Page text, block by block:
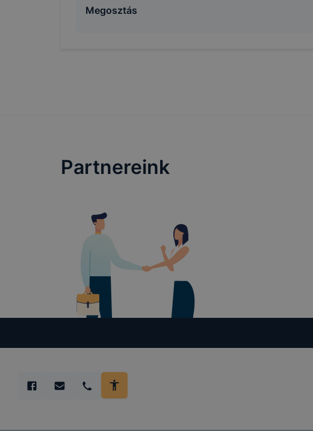
Megosztás
Partnereink